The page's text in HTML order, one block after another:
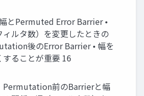
とPermuted Error Barrier •
ィルタ数）を変更したときの
後のError Barrier • 幅を
することが重要 16
Permutation前のBarrierと幅